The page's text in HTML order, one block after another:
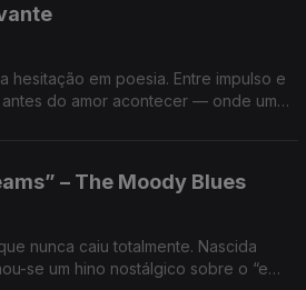
hesitação em poesia. Entre impulso e
do amor acontecer — onde um
– The Moody Blues
nunca caiu totalmente. Nascida
se um hino nostálgico sobre o “e